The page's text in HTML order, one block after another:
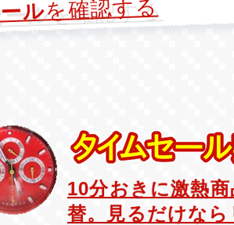
ルを確認する
10分おきに激熱
替。見るだけな